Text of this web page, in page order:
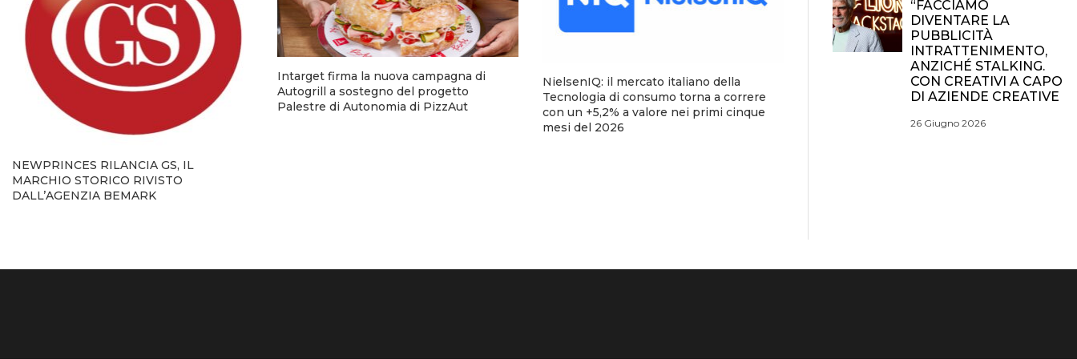
NEWPRINCES RILANCIA GS, IL
MARCHIO STORICO RIVISTO
DALL’AGENZIA BEMARK
Intarget firma la nuova campagna di
Autogrill a sostegno del progetto
Palestre di Autonomia di PizzAut
NielsenIQ: il mercato italiano della
Tecnologia di consumo torna a correre
con un +5,2% a valore nei primi cinque
mesi del 2026
“FACCIAMO
DIVENTARE LA
PUBBLICITÀ
INTRATTENIMENTO,
ANZICHÉ STALKING.
CON CREATIVI A CAPO
DI AZIENDE CREATIVE
26 Giugno 2026